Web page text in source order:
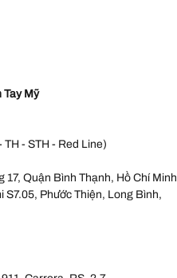
Tay Mỹ
- STH - Red Line)
Quận Bình Thạnh, Hồ Chí Minh
Phước Thiện, Long Bình,